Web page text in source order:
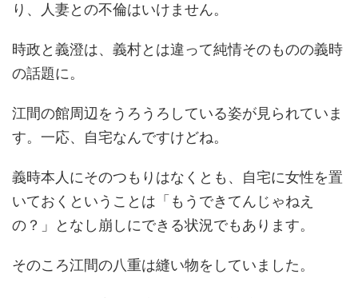
り、人妻との不倫はいけません。
時政と義澄は、義村とは違って純情そのものの義時
の話題に。
江間の館周辺をうろうろしている姿が見られていま
す。一応、自宅なんですけどね。
義時本人にそのつもりはなくとも、自宅に女性を置
いておくということは「もうできてんじゃねえ
の？」となし崩しにできる状況でもあります。
そのころ江間の八重は縫い物をしていました。